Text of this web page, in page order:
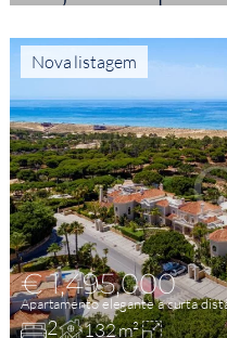
€ 1,495,000
Apartamento elegante a curta
2 132 m²
Nova listagem